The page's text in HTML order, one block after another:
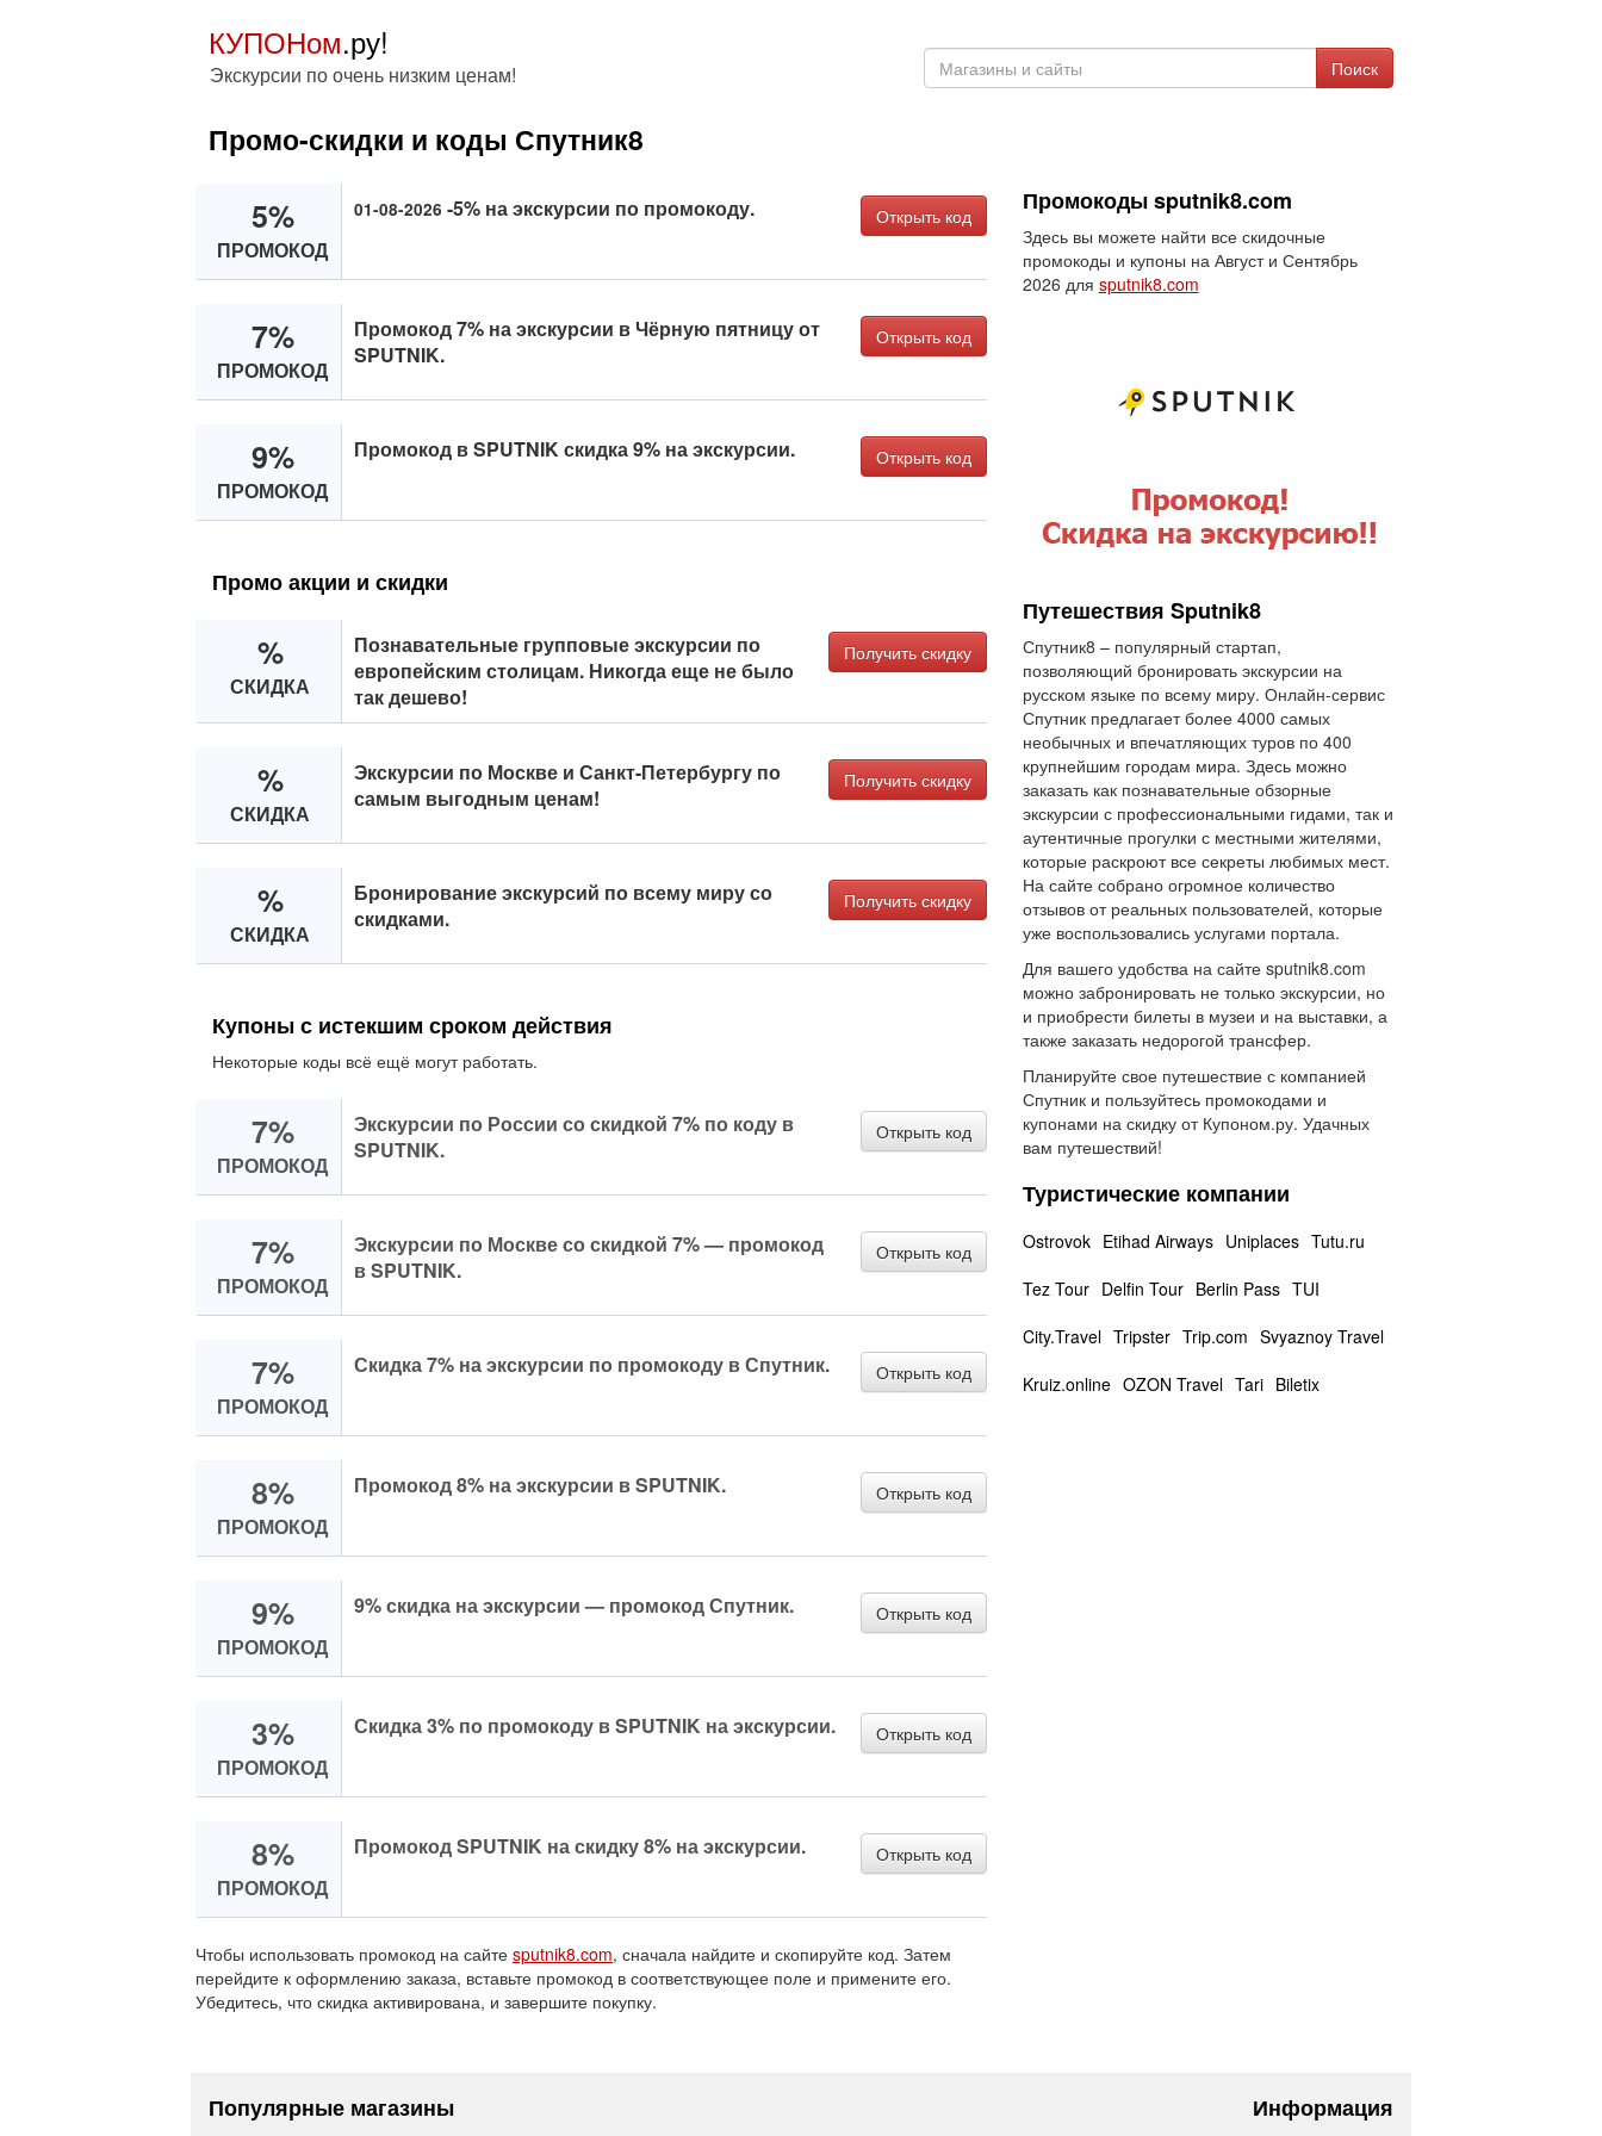
КУПОНом.ру!
Экскурсии по очень низким ценам! Поиск
Промо-скидки и коды Спутник8
5%
ПРОМОКОД
01-08-2026 -5% на экскурсии по промокоду. Открыть код
7%
ПРОМОКОД
Промокод 7% на экскурсии в Чёрную пятницу от
SPUTNIK.
Открыть код
9%
ПРОМОКОД
Промокод в SPUTNIK скидка 9% на экскурсии. Открыть код
Промо акции и скидки
%
СКИДКА
Познавательные групповые экскурсии по
европейским столицам. Никогда еще не было
так дешево!
Получить скидку
%
СКИДКА
Экскурсии по Москве и Санкт-Петербургу по
самым выгодным ценам!
Получить скидку
%
СКИДКА
Бронирование экскурсий по всему миру со
скидками.
Получить скидку
Купоны с истекшим сроком действия
Некоторые коды всё ещё могут работать.
7%
ПРОМОКОД
Экскурсии по России со скидкой 7% по коду в
SPUTNIK.
Открыть код
7%
ПРОМОКОД
Экскурсии по Москве со скидкой 7% — промокод
в SPUTNIK.
Открыть код
7%
ПРОМОКОД
Скидка 7% на экскурсии по промокоду в Спутник. Открыть код
8%
ПРОМОКОД
Промокод 8% на экскурсии в SPUTNIK. Открыть код
9%
ПРОМОКОД
9% скидка на экскурсии — промокод Спутник. Открыть код
3%
ПРОМОКОД
Скидка 3% по промокоду в SPUTNIK на экскурсии. Открыть код
8%
ПРОМОКОД
Промокод SPUTNIK на скидку 8% на экскурсии. Открыть код
Чтобы использовать промокод на сайте sputnik8.com, сначала найдите и скопируйте код. Затем
перейдите к оформлению заказа, вставьте промокод в соответствующее поле и примените его.
Убедитесь, что скидка активирована, и завершите покупку.
Промокоды sputnik8.com
Здесь вы можете найти все скидочные
промокоды и купоны на Август и Сентябрь
2026 для sputnik8.com
Путешествия Sputnik8
Спутник8 – популярный стартап,
позволяющий бронировать экскурсии на
русском языке по всему миру. Онлайн-сервис
Спутник предлагает более 4000 самых
необычных и впечатляющих туров по 400
крупнейшим городам мира. Здесь можно
заказать как познавательные обзорные
экскурсии с профессиональными гидами, так и
аутентичные прогулки с местными жителями,
которые раскроют все секреты любимых мест.
На сайте собрано огромное количество
отзывов от реальных пользователей, которые
уже воспользовались услугами портала.
Для вашего удобства на сайте sputnik8.com
можно забронировать не только экскурсии, но
и приобрести билеты в музеи и на выставки, а
также заказать недорогой трансфер.
Планируйте свое путешествие с компанией
Спутник и пользуйтесь промокодами и
купонами на скидку от Купоном.ру. Удачных
вам путешествий!
Туристические компании
Ostrovok Etihad Airways Uniplaces Tutu.ru
Tez Tour Delfin Tour Berlin Pass TUI
City.Travel Tripster Trip.com Svyaznoy Travel
Kruiz.online OZON Travel Tari Biletix
Популярные магазины Информация